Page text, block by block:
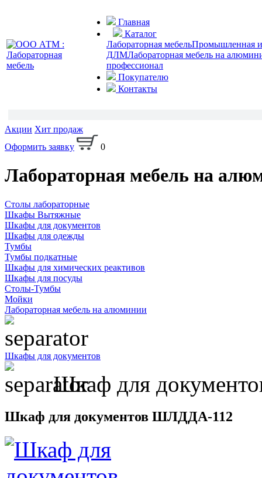
Главная
Каталог
Лабораторная мебельПромышленная и
ДЛМЛабораторная мебель на
профессионал
Покупателю
Контакты
Акции Хит продаж
Оформить заявку
0
Лабораторная мебель на
Столы лабораторные
Шкафы Вытяжные
Шкафы для документов
Шкафы для одежды
Тумбы
Тумбы подкатные
Шкафы для химических реактивов
Шкафы для посуды
Столы-Тумбы
Мойки
Лабораторная мебель на алюминии
Шкафы для документов
Шкаф для
Шкаф для документов ШЛДДА-112